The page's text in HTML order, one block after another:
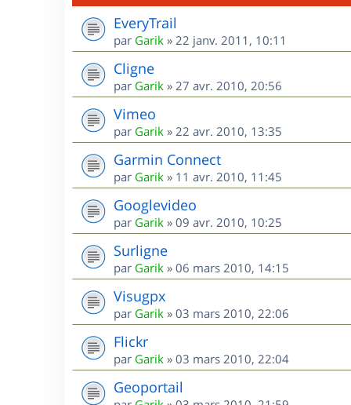
EveryTrail
par Garik » 22 janv. 2011, 10:11
Cligne
par Garik » 27 avr. 2010, 20:56
Vimeo
par Garik » 22 avr. 2010, 13:35
Garmin Connect
par Garik » 11 avr. 2010, 11:45
Googlevideo
par Garik » 09 avr. 2010, 10:25
Surligne
par Garik » 06 mars 2010, 14:15
Visugpx
par Garik » 03 mars 2010, 22:06
Flickr
par Garik » 03 mars 2010, 22:04
Geoportail